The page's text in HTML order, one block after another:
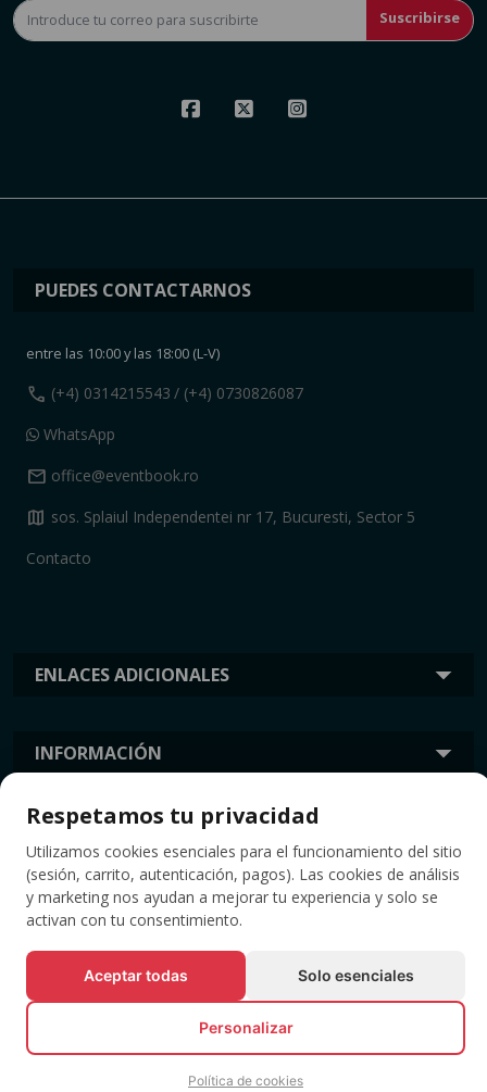
Suscribirse
ENLACES ADICIONALES
INFORMACIÓN
PUEDES CONTACTARNOS
entre las 10:00 y las 18:00 (L-V)
call (+4) 0314215543 / (+4) 0730826087
WhatsApp
mail office@eventbook.ro
map sos. Splaiul Independentei nr 17, Bucuresti, Sector 5
Contacto
ETIQUETAS
© Todos los derechos reservados EVENTBOOK SRL.
Respetamos tu privacidad
Utilizamos cookies esenciales para el funcionamiento del sitio
(sesión, carrito, autenticación, pagos). Las cookies de análisis
y marketing nos ayudan a mejorar tu experiencia y solo se
activan con tu consentimiento.
Aceptar todas Solo esenciales
Personalizar
Política de cookies